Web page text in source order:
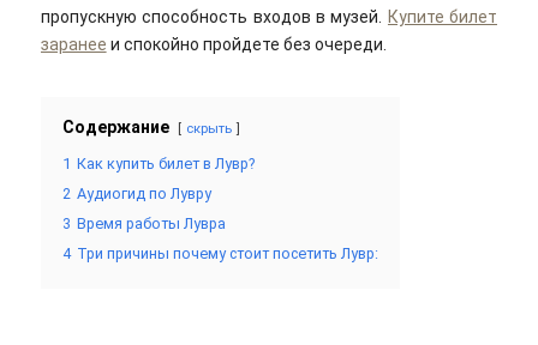
пропускную способность входов в музей.
Купите билет
заранее и спокойно пройдете без очереди.
Содержание скрыть
1 Как купить билет в Лувр?
2 Аудиогид по Лувру
3 Время работы Лувра
4 Три причины почему стоит посетить Лувр: